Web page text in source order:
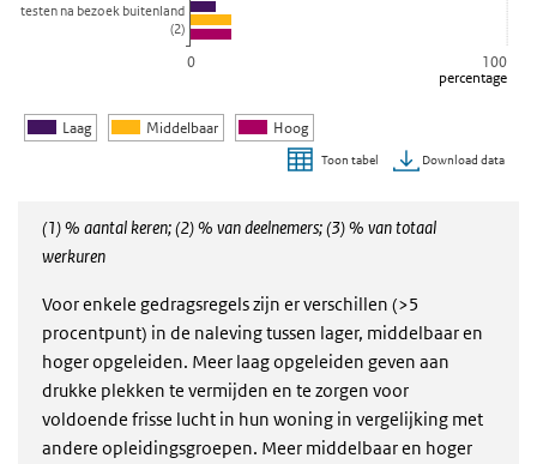
percentage
Laag Middelbaar Hoog
0 100
testen na bezoek buitenland
(2)
Toon tabel Download data
(1) % aantal keren; (2) % van deelnemers; (3) % van totaal
werkuren
Voor enkele gedragsregels zijn er verschillen (>5
procentpunt) in de naleving tussen lager, middelbaar en
hoger opgeleiden. Meer laag opgeleiden geven aan
drukke plekken te vermijden en te zorgen voor
voldoende frisse lucht in hun woning in vergelijking met
andere opleidingsgroepen. Meer middelbaar en hoger